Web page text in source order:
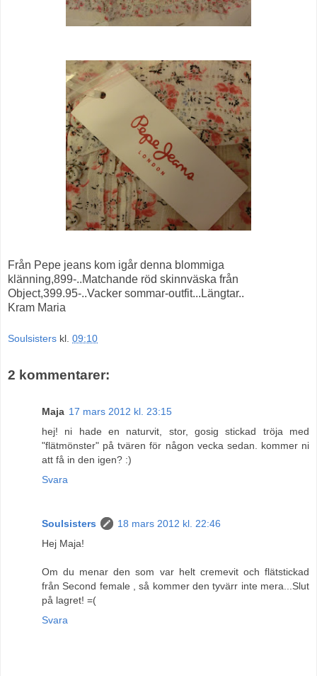
Från Pepe jeans kom igår denna blommiga
klänning,899-..Matchande röd skinnväska från
Object,399.95-..Vacker sommar-outfit...Längtar..
Kram Maria
Soulsisters kl. 09:10
2 kommentarer:
Maja 17 mars 2012 kl. 23:15
hej! ni hade en naturvit, stor, gosig stickad tröja med
"flätmönster" på tvären för någon vecka sedan. kommer ni
att få in den igen? :)
Svara
Soulsisters
18 mars 2012 kl. 22:46
Hej Maja!
Om du menar den som var helt cremevit och flätstickad
från Second female , så kommer den tyvärr inte mera...Slut
på lagret! =(
Svara